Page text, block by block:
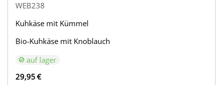
WEB238
Kuhkäse mit Kümmel
Bio-Kuhkäse mit Knoblauch
auf lager
29,95€